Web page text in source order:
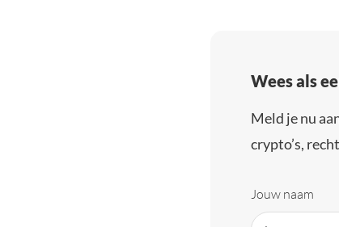
Wees als
Meld je nu
crypto’s,
Jouw naam